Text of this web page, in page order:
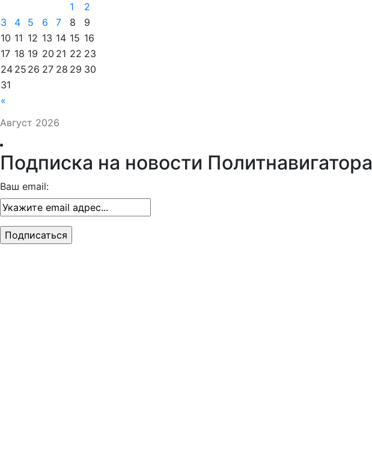
Август 2026
«
1
2
3
4 5 6 7 8
9
10 11 12 13 14 15 16
17 18 19 20 21 22 23
24 25 26 27 28 29 30
31
Подписка на новости Политнавигатора
Ваш email: